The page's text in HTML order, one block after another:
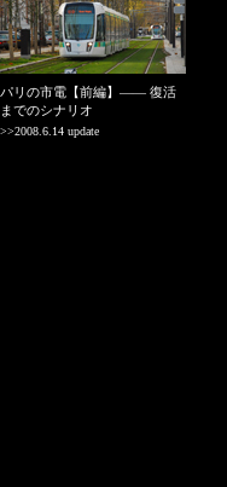
パリの市電【前編】—— 復活
までのシナリオ
>>2008.6.14 update